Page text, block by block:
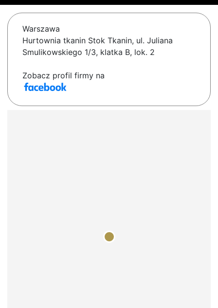
Warszawa
Hurtownia tkanin Stok Tkanin, ul. Juliana
Smulikowskiego 1/3, klatka B, lok. 2
Zobacz profil firmy na